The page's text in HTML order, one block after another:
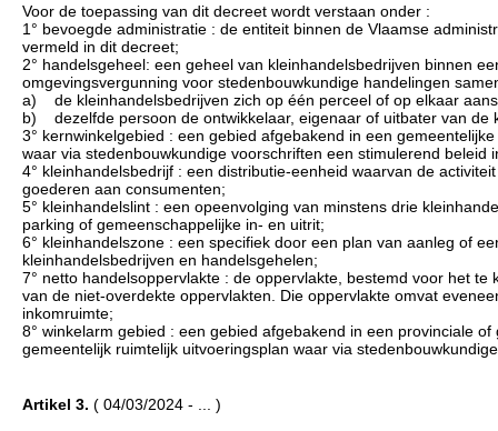
Voor de toepassing van dit decreet wordt verstaan onder :
1° bevoegde administratie : de entiteit binnen de Vlaamse
vermeld in dit decreet;
2° handelsgeheel: een geheel van kleinhandelsbedrijven binnen
omgevingsvergunning voor stedenbouwkundige handelingen
a) de kleinhandelsbedrijven zich op één perceel of op elkaar
b) dezelfde persoon de ontwikkelaar, eigenaar of uitbater van de
3° kernwinkelgebied : een gebied afgebakend in een
waar via stedenbouwkundige voorschriften een stimulerend beleid
4° kleinhandelsbedrijf : een distributie-eenheid waarvan de
goederen aan consumenten;
5° kleinhandelslint : een opeenvolging van minstens drie
parking of gemeenschappelijke in- en uitrit;
6° kleinhandelszone : een specifiek door een plan van aanleg of
kleinhandelsbedrijven en handelsgehelen;
7° netto handelsoppervlakte : de oppervlakte, bestemd voor het
van de niet-overdekte oppervlakten. Die oppervlakte omvat
inkomruimte;
8° winkelarm gebied : een gebied afgebakend in een provinciale
gemeentelijk ruimtelijk uitvoeringsplan waar via
Artikel 3. ( 04/03/2024 - ... )